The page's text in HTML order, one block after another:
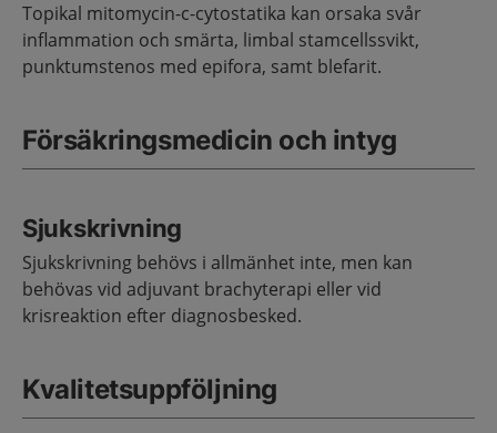
Topikal mitomycin-c-cytostatika kan orsaka svår
inflammation och smärta, limbal stamcellssvikt,
punktumstenos med epifora, samt blefarit.
Försäkringsmedicin och intyg
Sjukskrivning
Sjukskrivning behövs i allmänhet inte, men kan
behövas vid adjuvant brachyterapi eller vid
krisreaktion efter diagnosbesked.
Kvalitetsuppföljning